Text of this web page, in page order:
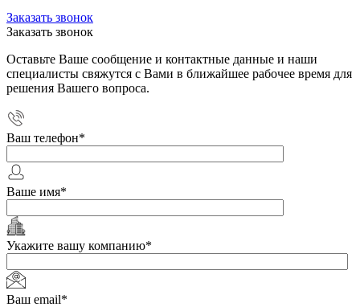
Заказать звонок
Заказать звонок
Оставьте Ваше сообщение и контактные данные и наши
специалисты свяжутся с Вами в ближайшее рабочее время для
решения Вашего вопроса.
Ваш телефон*
Ваше имя*
Укажите вашу компанию*
Ваш email*